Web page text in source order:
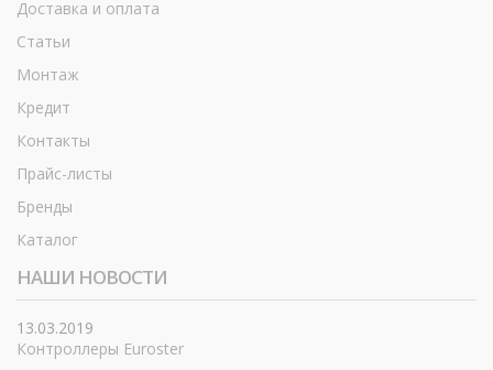
Доставка и оплата
Статьи
Монтаж
Кредит
Контакты
Прайс-листы
Бренды
Каталог
НАШИ НОВОСТИ
13.03.2019
Контроллеры Euroster